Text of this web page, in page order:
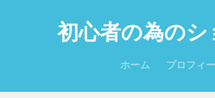
初心者の為の
ホーム プロフィ